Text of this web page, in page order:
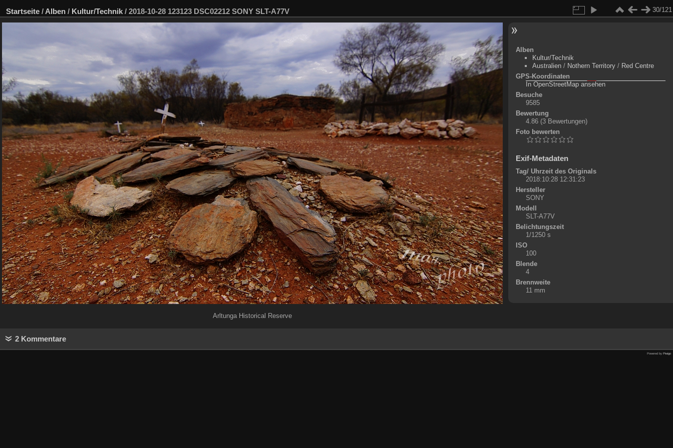
Startseite / Alben / Kultur/Technik / 2018-10-28 123123 DSC02212 SONY SLT-A77V 30/121
Arltunga Historical Reserve
Alben
Kultur/Technik
Australien/ Nothern Territory/ Red Centre
GPS-Koordinaten
+
-
©
In OpenStreetMap ansehen
Besuche
9585
Bewertung
4.86 (3 Bewertungen)
Foto bewerten
Exif-Metadaten
Tag/ Uhrzeit des Originals
2018:10:28 12:31:23
Hersteller
SONY
Modell
SLT-A77V
Belichtungszeit
1/1250 s
ISO
100
Blende
4
Brennweite
11 mm
2 Kommentare
Powered by Piwigo